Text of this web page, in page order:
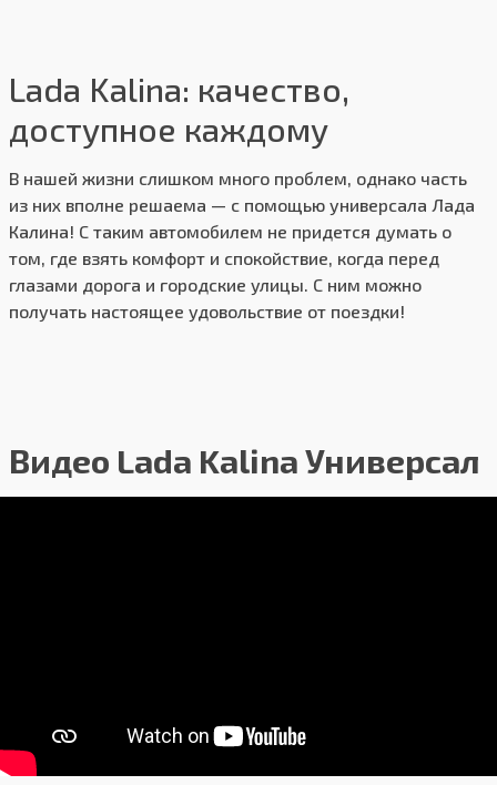
Lada Kalina: качество,
доступное каждому
В нашей жизни слишком много проблем, однако часть
из них вполне решаема — с помощью универсала Лада
Калина! С таким автомобилем не придется думать о
том, где взять комфорт и спокойствие, когда перед
глазами дорога и городские улицы. С ним можно
получать настоящее удовольствие от поездки!
Видео Lada Kalina Универсал